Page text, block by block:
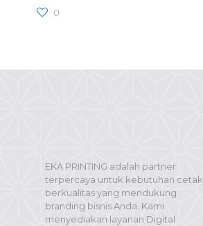
0
EKA PRINTING adalah partner
terpercaya untuk kebutuhan cetak
berkualitas yang mendukung
branding bisnis Anda. Kami
menyediakan layanan Digital